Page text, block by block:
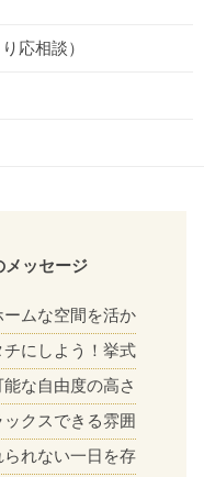
応相談）
メッセージ
ムな空間を活か
にしよう！挙式
な自由度の高さ
クスできる雰囲
れない一日を存